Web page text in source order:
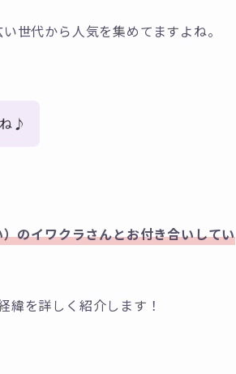
世代から人気を集めてますよね。
♪
のイワクラさんとお付き合いしてい
緯を詳しく紹介します！